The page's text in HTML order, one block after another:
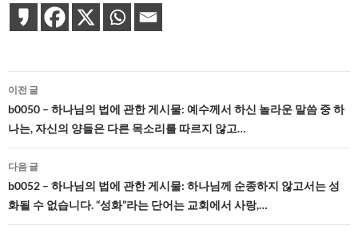
글
네
비
게
이
션
이전 글
b0050 – 하나님의 법에 관한 게시물: 예수께서 하신 놀라운 말씀 중 하
나는, 자신의 양들은 다른 목소리를 따르지 않고…
다음 글
b0052 – 하나님의 법에 관한 게시물: 하나님께 순종하지 않고서는 성
화될 수 없습니다. “성화”라는 단어는 교회에서 사랑,…